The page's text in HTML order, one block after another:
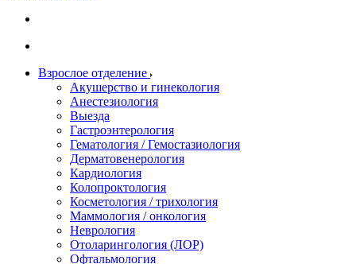
Взрослое отделение
Акушерство и гинекология
Анестезиология
Выезда
Гастроэнтерология
Гематология / Гемостазиология
Дерматовенерология
Кардиология
Колопроктология
Косметология / трихология
Маммология / онкология
Неврология
Отоларингология (ЛОР)
Офтальмология